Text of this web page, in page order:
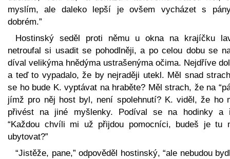
myslím, ale daleko lepší je ovšem vycházet s
dobrém.”
Hostinský seděl proti němu u okna na krajíčku
netroufal si usadit se pohodlněji, a po celou dobu se
díval velikýma hnědýma ustrašenýma očima. Nejdříve
a teď to vypadalo, že by nejraději utekl. Měl snad
se ho bude K. vyptávat na hraběte? Měl strach, že na
jímž pro něj host byl, není spolehnutí? K. viděl, že ho
přivést na jiné myšlenky. Podíval se na hodinky a
“Každou chvíli mi už přijdou pomocníci, budeš je tu
ubytovat?”
“Jistěže, pane,” odpověděl hostinský, “ale nebudou